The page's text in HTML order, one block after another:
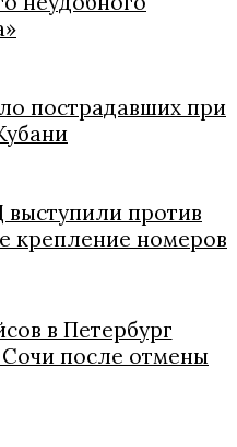
пострадавших при
против
крепление номеров
в Петербург
после отмены